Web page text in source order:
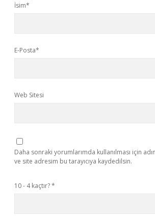
İsim*
E-Posta*
Web Sitesi
Daha sonraki yorumlarımda kullanılması için
ve site adresim bu tarayıcıya kaydedilsin.
10 - 4 kaçtır?*